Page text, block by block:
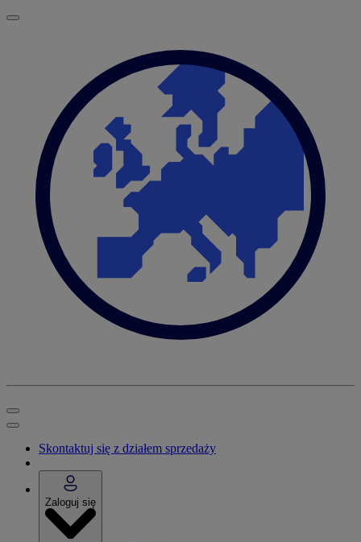
Skontaktuj się z działem sprzedaży
Zaloguj się